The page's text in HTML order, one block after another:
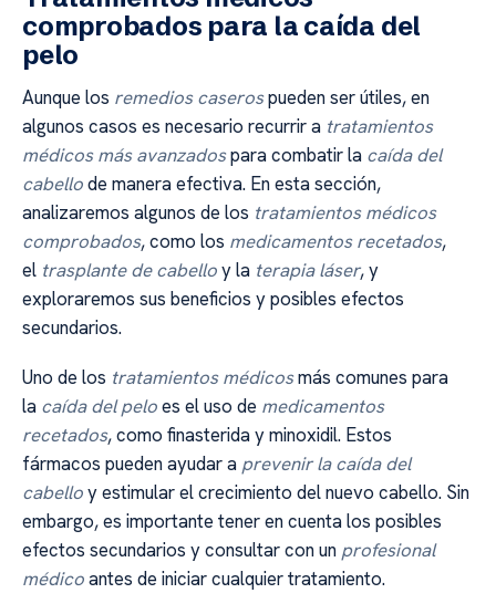
comprobados para la caída del
pelo
Aunque los remedios caserospueden ser útiles, en
algunos casos es necesario recurrir a tratamientos
médicos más avanzadospara combatir la caída del
cabellode manera efectiva. En esta sección,
analizaremos algunos de los tratamientos médicos
comprobados, como los medicamentos recetados,
el trasplante de cabelloy la terapia láser, y
exploraremos sus beneficios y posibles efectos
secundarios.
Uno de los tratamientos médicosmás comunes para
la caída del peloes el uso de medicamentos
recetados, como finasterida y minoxidil. Estos
fármacos pueden ayudar a prevenir la caída del
cabelloy estimular el crecimiento del nuevo cabello. Sin
embargo, es importante tener en cuenta los posibles
efectos secundarios y consultar con un profesional
médicoantes de iniciar cualquier tratamiento.